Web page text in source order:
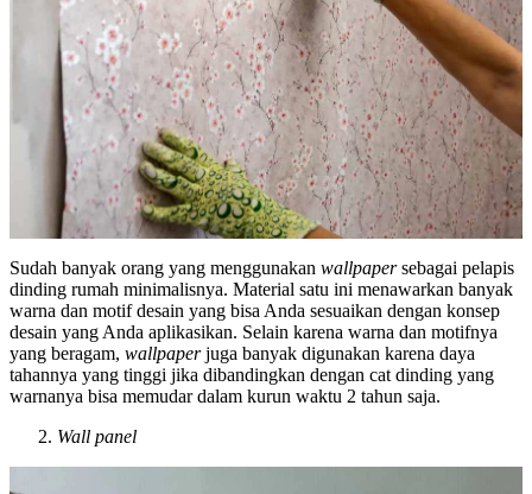
Sudah banyak orang yang menggunakan wallpapersebagai pelapis
dinding rumah minimalisnya. Material satu ini menawarkan banyak
warna dan motif desain yang bisa Anda sesuaikan dengan konsep
desain yang Anda aplikasikan. Selain karena warna dan motifnya
yang beragam, wallpaperjuga banyak digunakan karena daya
tahannya yang tinggi jika dibandingkan dengan cat dinding yang
warnanya bisa memudar dalam kurun waktu 2 tahun saja.
Wall panel